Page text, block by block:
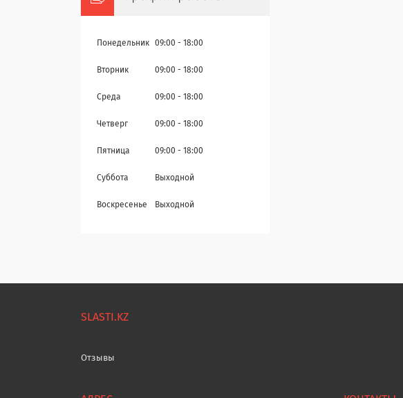
Понедельник 09:00 18:00
Вторник 09:00 18:00
Среда 09:00 18:00
Четверг 09:00 18:00
Пятница 09:00 18:00
Суббота Выходной
Воскресенье Выходной
SLASTI.KZ
Отзывы